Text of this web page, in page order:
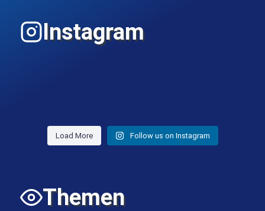
Instagram
Load More Follow us on Instagram
Themen